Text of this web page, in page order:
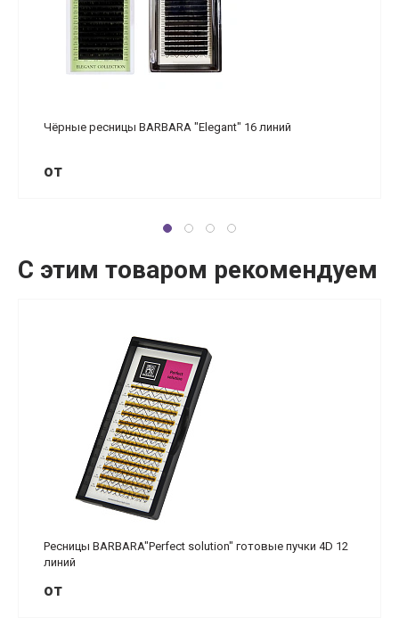
Чёрные ресницы BARBARA "Elegant" 16 линий
от
С этим товаром рекомендуем
Ресницы BARBARA"Perfect solution" готовые пучки 4D 12
линий
от